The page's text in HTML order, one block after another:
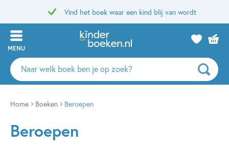
Vind het boek waar een kind blij van wordt
MENU
Zoeken
naar
auteurs
uitgevers
Home Boeken Beroepen
Beroepen